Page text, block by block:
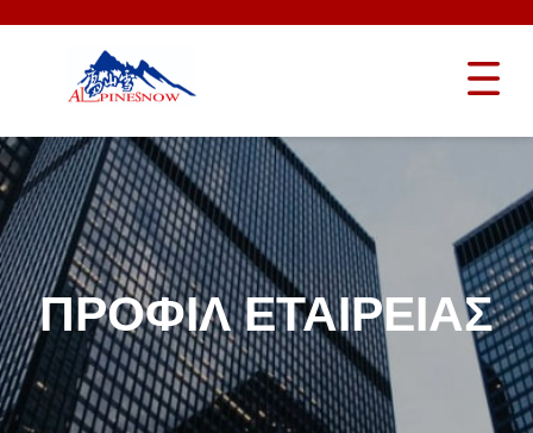
ΠΡΟΦΊΛ ΕΤΑΙΡΕΊΑΣ